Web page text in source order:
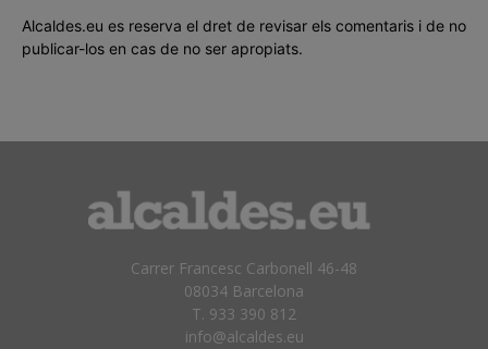
Alcaldes.eu es reserva el dret de revisar els comentaris i de no
publicar-los en cas de no ser apropiats.
Carrer Francesc Carbonell 46-48
08034 Barcelona
T. 933 390 812
info@alcaldes.eu